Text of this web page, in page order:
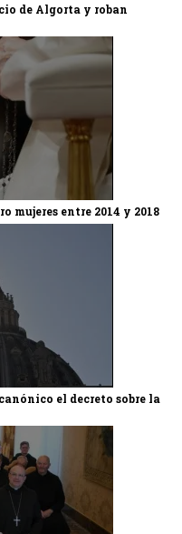
de Algorta y roban
mujeres entre 2014 y 2018
el decreto sobre la